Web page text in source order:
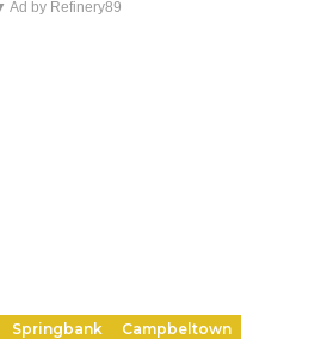
Ad by Refinery89
Springbank
Campbeltown